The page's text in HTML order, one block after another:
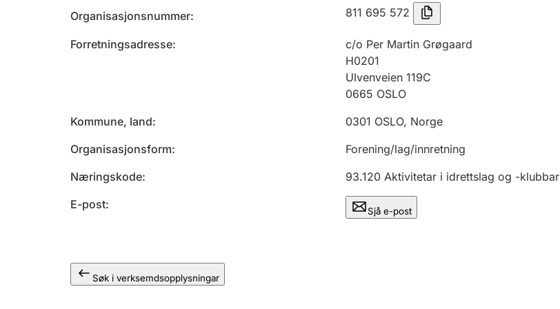
Organisasjonsnummer 811 695 572
Forretningsadresse
c/o Per Martin Grøgaard
H0201
Ulvenveien 119C
0665 OSLO
Kommune, land
0301 OSLO, Norge
Organisasjonsform
Forening/lag/innretning
Næringskode
93.120 Aktivitetar i idrettslag og -klubbar
E-post
Sjå e-post
Søk i verksemdsopplysningar